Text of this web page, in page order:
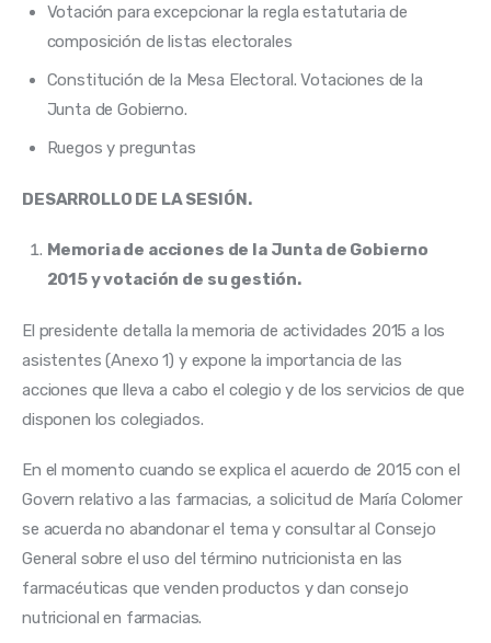
Votación para excepcionar la regla estatutaria de
composición de listas electorales
Constitución de la Mesa Electoral. Votaciones de la
Junta de Gobierno.
Ruegos y preguntas
DESARROLLO DE LA SESIÓN.
Memoria de acciones de la Junta de Gobierno
2015 y votación de su gestión.
El presidente detalla la memoria de actividades 2015 a los
asistentes (Anexo 1) y expone la importancia de las
acciones que lleva a cabo el colegio y de los servicios de que
disponen los colegiados.
En el momento cuando se explica el acuerdo de 2015 con el
Govern relativo a las farmacias, a solicitud de María Colomer
se acuerda no abandonar el tema y consultar al Consejo
General sobre el uso del término nutricionista en las
farmacéuticas que venden productos y dan consejo
nutricional en farmacias.